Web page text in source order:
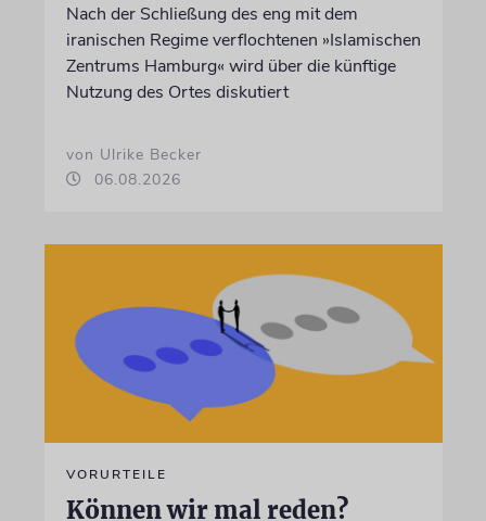
Nach der Schließung des eng mit dem
iranischen Regime verflochtenen »Islamischen
Zentrums Hamburg« wird über die künftige
Nutzung des Ortes diskutiert
von Ulrike Becker
06.08.2026
VORURTEILE
Können wir mal reden?